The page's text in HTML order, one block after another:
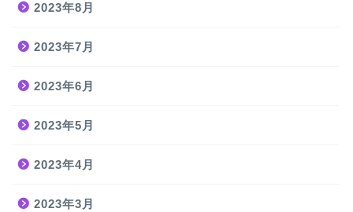
2023年8月
2023年7月
2023年6月
2023年5月
2023年4月
2023年3月